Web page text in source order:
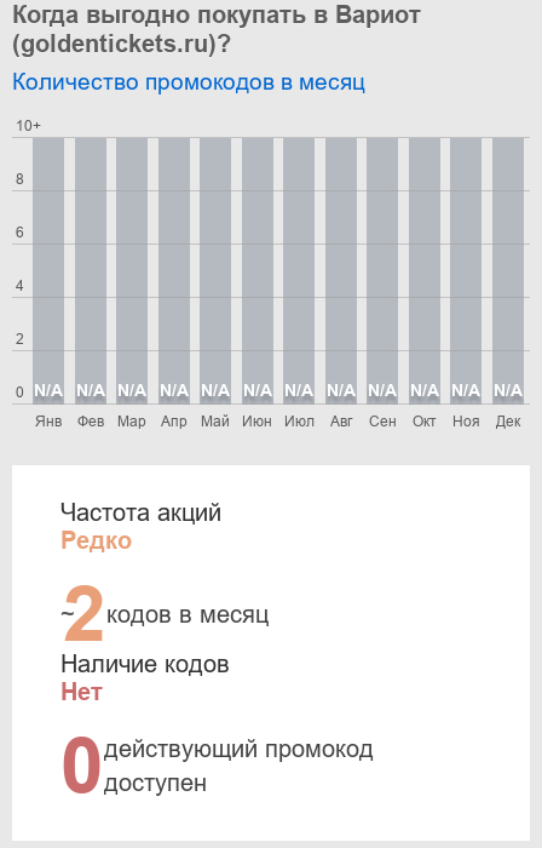
Когда выгодно покупать в Вариот
(goldentickets.ru)?
Количество промокодов в месяц
0
2
4
6
8
10+
Янв
N/A
Фев
N/A
Мар
N/A
Апр
N/A
Май
N/A
Июн
N/A
Июл
N/A
Авг
N/A
Сен
N/A
Окт
N/A
Ноя
N/A
Дек
N/A
Частота акций
Редко
~
2кодов в месяц
Наличие кодов
Нет
0действующий промокод
доступен